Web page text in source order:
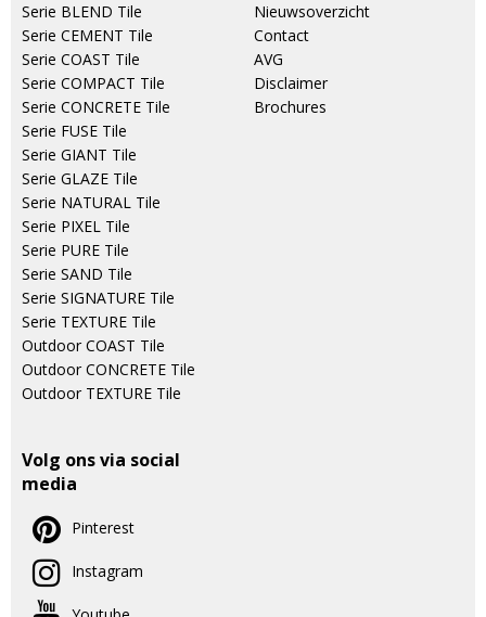
Serie BLEND Tile
Serie CEMENT Tile
Serie COAST Tile
Serie COMPACT Tile
Serie CONCRETE Tile
Serie FUSE Tile
Serie GIANT Tile
Serie GLAZE Tile
Serie NATURAL Tile
Serie PIXEL Tile
Serie PURE Tile
Serie SAND Tile
Serie SIGNATURE Tile
Serie TEXTURE Tile
Outdoor COAST Tile
Outdoor CONCRETE Tile
Outdoor TEXTURE Tile
Nieuwsoverzicht
Contact
AVG
Disclaimer
Brochures
Volg ons via social
media
Pinterest
Instagram